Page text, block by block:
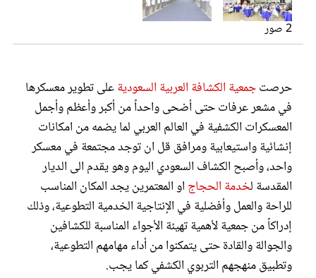
2 صور
حرصتجمعية الكشافة العربية السعوديةعلى تطوير معسكرها
في مشعر عرفات حتى أضحى واحداً من أكبر وأعظم وأجمل
المعسكرات الكشفية في العالم العربي لما يضمه من امكانات
إنشائية واستيعابية ومرافق قل ان توجد مجتمعة في معسكر
واحد، وأصبح الكشاف السعودي اليوم وهو يقدم الى الديار
المقدسة لخدمة الحجاج او المعتمرين يجد المكان المناسب
للراحة والعمل وأفضلية في الإنتاجية الخدمية التطوعية، وذلك
إدراكاً من جمعية لأهمية تهيئة الأجواء المناسبة للكشافين
والجوالة والقادة حتى يتمكنوا من أداء مهامهم التطوعية،
وتطبيق منهجهم التربوي الكشفي كما يجب.
مجلة سيدتي
غلاف رفمي